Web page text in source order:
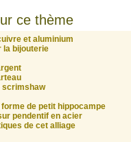
ce thème
et aluminium
la bijouterie
scrimshaw
de petit hippocampe
pendentif en acier
de cet alliage